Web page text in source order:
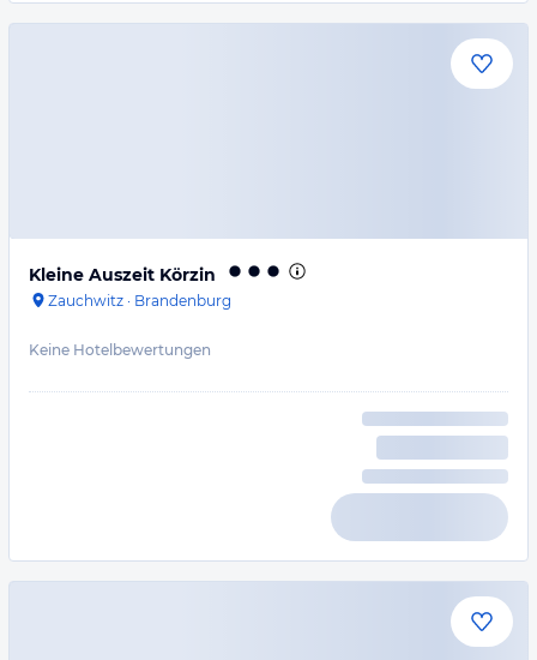
Kleine Auszeit Körzin
Zauchwitz · Brandenburg
Keine Hotelbewertungen